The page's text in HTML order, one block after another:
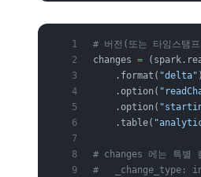
# 버전(또는 타임스탬
changes =
    .format(
"delta" )
    .option(
    .option(
    .table(
# changes 에는 특별
#   _change_type: